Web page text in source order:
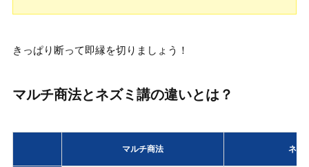
きっぱり断って即縁を切りましょう！
マルチ商法とネズミ講の違いとは？
マルチ商法 ネズ